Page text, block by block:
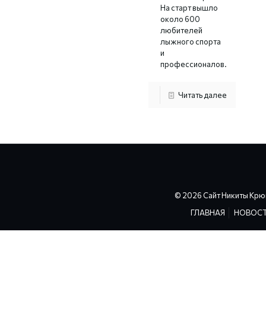
На старт вышло
около 600
любителей
лыжного спорта
и
профессионалов.
Читать далее
© 2026 Сайт Никиты
ГЛАВНАЯ